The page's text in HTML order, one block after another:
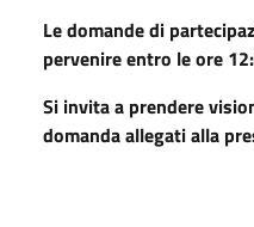
Le domande di
pervenire entro le ore
Si invita a prendere
domanda allegati alla